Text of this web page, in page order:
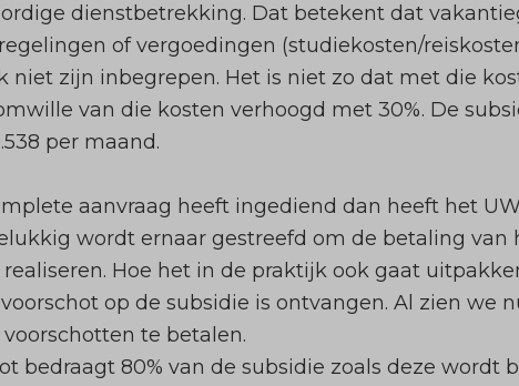
dienstbetrekking. Dat betekent dat
of vergoedingen (studiekosten/
niet zijn inbegrepen. Het is niet zo dat met die
van die kosten verhoogd met 30%. De
per maand.
aanvraag heeft ingediend dan heeft het
wordt ernaar gestreefd om de betaling
Hoe het in de praktijk ook gaat
op de subsidie is ontvangen. Al zien we
te betalen.
bedraagt 80% van de subsidie zoals deze wordt